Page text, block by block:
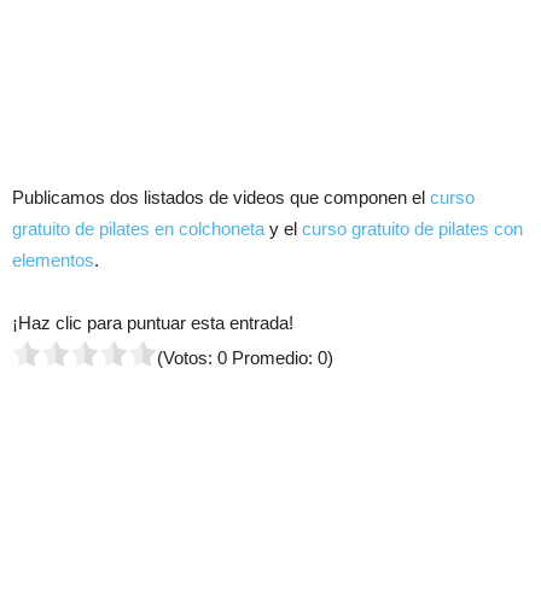
Publicamos dos listados de videos que componen el curso
gratuito de pilates en colchoneta y el curso gratuito de pilates con
elementos.
¡Haz clic para puntuar esta entrada!
(Votos: 0 Promedio: 0)